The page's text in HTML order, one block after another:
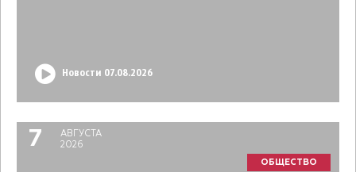
Новости 07.08.2026
7
АВГУСТА
2026
ОБЩЕСТВО